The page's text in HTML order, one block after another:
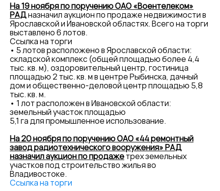
На 19 ноября по поручению ОАО «Воентелеком»
РАДназначил аукцион по продаже недвижимости в
Ярославской и Ивановской областях. Всего на торги
выставлено 6 лотов.
Ссылка на торги
• 5 лотов расположено в Ярославской области:
складской комплекс (общей площадью более 4,4
тыс. кв. м), оздоровительный центр, гостиница
площадью 2 тыс. кв. м в центре Рыбинска, дачный
дом и общественно-деловой центр площадью 5,8
тыс. кв. м.
• 1 лот расположен в Ивановской области:
земельный участок площадью
5,1 га для промышленное использование.
На 20 ноября по поручению ОАО «44 ремонтный
завод радиотехнического вооружения» РАД
назначил аукцион по продажетрех земельных
участков под строительство жилья во
Владивостоке.
Ссылка на торги